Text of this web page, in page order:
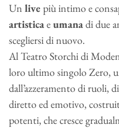
Un live più intimo e
artisticaeumanadi due
scegliersi di nuovo.
Al Teatro Storchi di
loro ultimo singolo Zero,
dall’azzeramento di ruoli,
diretto ed emotivo,
potenti, che cresce